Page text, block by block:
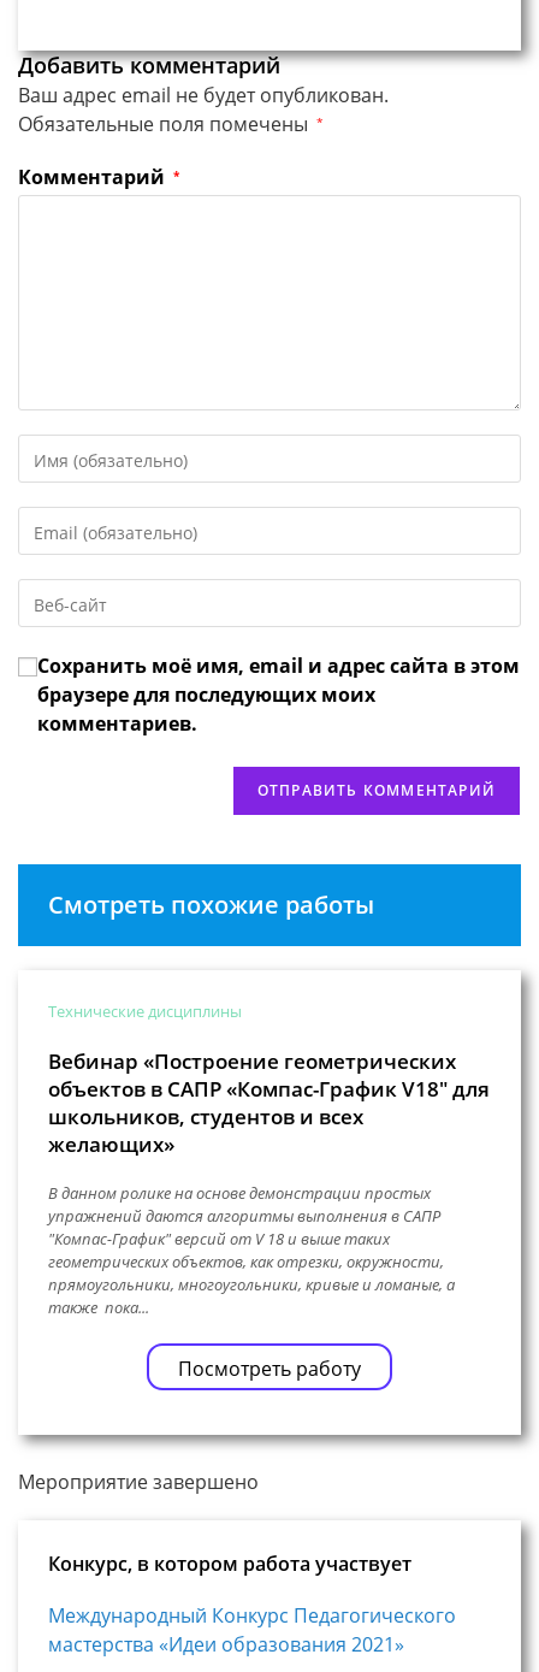
Добавить комментарий
Ваш адрес email не будет опубликован.
Обязательные поля помечены *
Комментарий *
свое
или
имя
чтобы
прокомментировать
свой
адрес,
чтобы
URL
веб-
сайта
(необязательно)
Сохранить моё имя, email и адрес сайта в этом
браузере для последующих моих
комментариев.
Смотреть похожие работы
Технические дисциплины
Вебинар «Построение геометрических
объектов в САПР «Компас-График V18″ для
школьников, студентов и всех
желающих»
В данном ролике на основе демонстрации простых
упражнений даются алгоритмы выполнения в САПР
"Компас-График" версий от V 18 и выше таких
геометрических объектов, как отрезки, окружности,
прямоугольники, многоугольники, кривые и ломаные, а
также пока...
Посмотреть работу
Мероприятие завершено
Конкурс, в котором работа участвует
Международный Конкурс Педагогического
мастерства «Идеи образования 2021»